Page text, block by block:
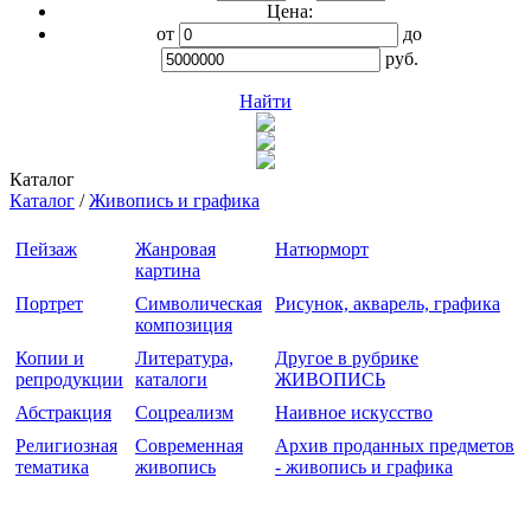
Цена:
от
до
руб.
Найти
Каталог
Каталог /Живопись и графика
Пейзаж
Жанровая
картина
Натюрморт
Портрет
Символическая
композиция
Рисунок, акварель, графика
Копии и
репродукции
Литература,
каталоги
Другое в рубрике
ЖИВОПИСЬ
Абстракция
Соцреализм
Наивное искусство
Религиозная
тематика
Современная
живопись
Архив проданных предметов
- живопись и графика